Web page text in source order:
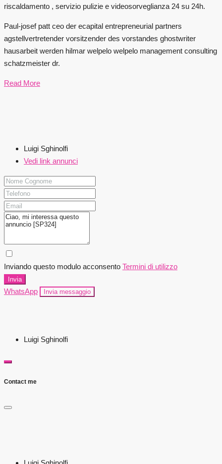
riscaldamento , servizio pulizie e videosorveglianza 24 su 24h.
Paul-josef patt ceo der ecapital entrepreneurial partners
agstellvertretender vorsitzender des vorstandes ghostwriter
hausarbeit werden hilmar welpelo welpelo management consulting
schatzmeister dr.
Read More
Luigi Sghinolfi
Vedi link annunci
Inviando questo modulo acconsento Termini di utilizzo
Invia
WhatsApp Invia messaggio
Luigi Sghinolfi
Contact me